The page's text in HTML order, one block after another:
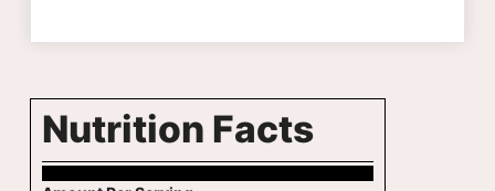
Nutrition Facts